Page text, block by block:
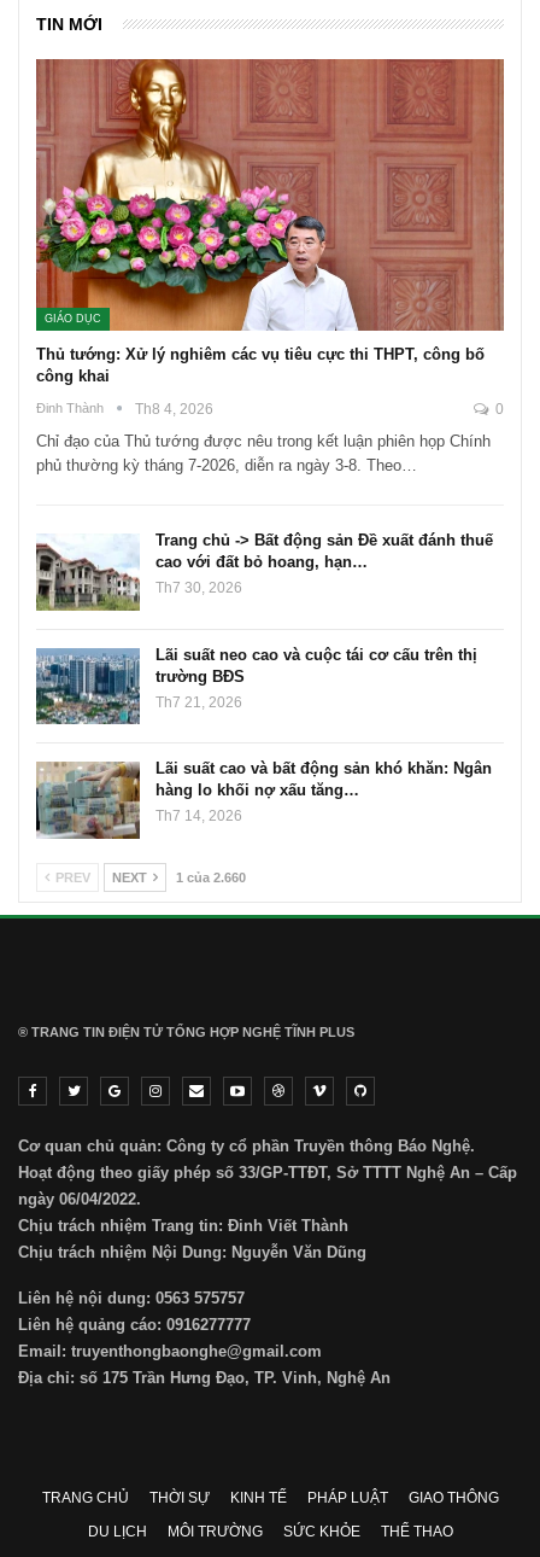
TIN MỚI
GIÁO DỤC
Thủ tướng: Xử lý nghiêm các vụ tiêu cực thi THPT, công bố
công khai
Đinh Thành Th8 4, 2026 0
Chỉ đạo của Thủ tướng được nêu trong kết luận phiên họp Chính
phủ thường kỳ tháng 7-2026, diễn ra ngày 3-8. Theo…
Trang chủ -> Bất động sản Đề xuất đánh thuế
cao với đất bỏ hoang, hạn…
Th7 30, 2026
Lãi suất neo cao và cuộc tái cơ cấu trên thị
trường BĐS
Th7 21, 2026
Lãi suất cao và bất động sản khó khăn: Ngân
hàng lo khối nợ xấu tăng…
Th7 14, 2026
PREV NEXT 1 của 2.660
® TRANG TIN ĐIỆN TỬ ТỔNG HỢP NGHỆ TĨNH PLUS
Cơ quan chủ quản: Công ty cổ phần Truyền thông Báo Nghệ.
Hoạt động theo giấy phép số 33/GP-TTĐT, Sở TTTT Nghệ An – Cấp
ngày 06/04/2022.
Chịu trách nhiệm Trang tin: Đinh Viết Thành
Chịu trách nhiệm Nội Dung: Nguyễn Văn Dũng
Liên hệ nội dung: 0563 575757
Liên hệ quảng cáo: 0916277777
Email: truyenthongbaonghe@gmail.com
Địa chỉ: số 175 Trần Hưng Đạo, TP. Vinh, Nghệ An
TRANG CHỦ THỜI SỰ KINH TẾ PHÁP LUẬT
GIAO THÔNG
DU LỊCH
MÔI TRƯỜNG SỨC KHỎE THỂ THAO